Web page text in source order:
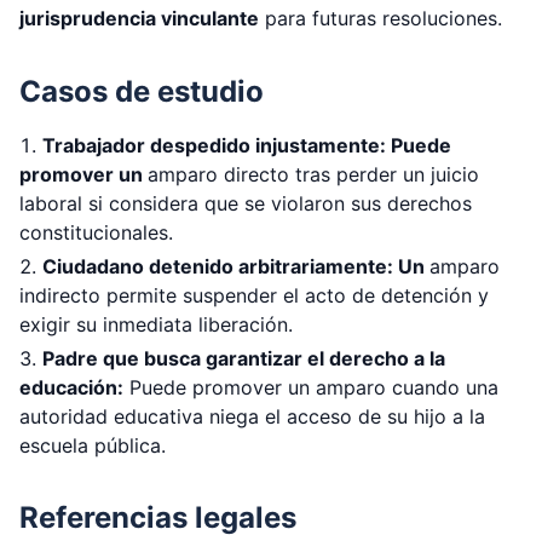
jurisprudencia vinculante para futuras resoluciones.
Casos de estudio
Trabajador despedido injustamente: Puede
promover un amparo directo tras perder un juicio
laboral si considera que se violaron sus derechos
constitucionales.
Ciudadano detenido arbitrariamente: Un amparo
indirecto permite suspender el acto de detención y
exigir su inmediata liberación.
Padre que busca garantizar el derecho a la
educación: Puede promover un amparo cuando una
autoridad educativa niega el acceso de su hijo a la
escuela pública.
Referencias legales